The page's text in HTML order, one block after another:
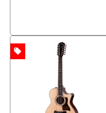
offerta
Si
Bananamusic
local_offer